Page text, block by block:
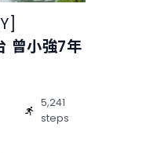
曾小強7年
5,241
steps